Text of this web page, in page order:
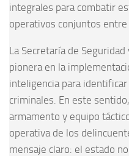
integrales para combatir
operativos conjuntos
La Secretaría de
pionera en la
inteligencia para
criminales. En este
armamento y equipo
operativa de los
mensaje claro: el estado